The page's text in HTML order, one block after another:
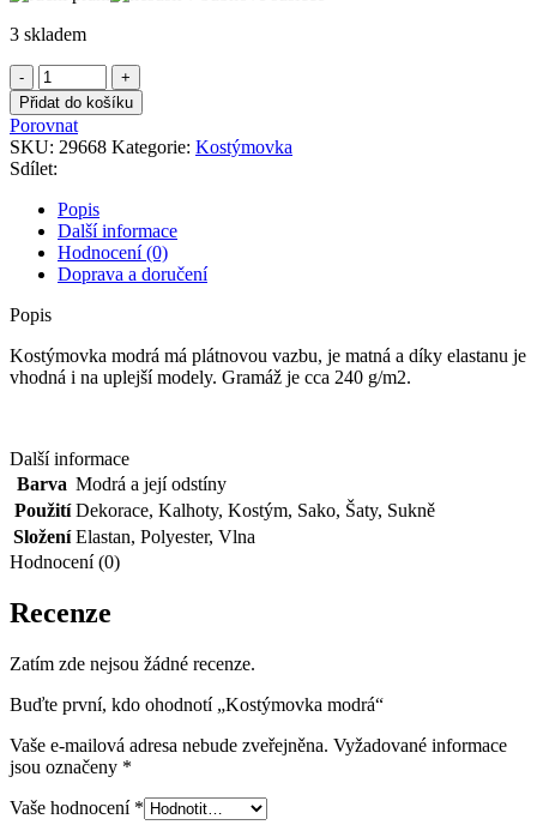
3 skladem
Kostýmovka
modrá
množství
Přidat do košíku
Porovnat
SKU: 29668 Kategorie: Kostýmovka
Sdílet:
Popis
Další informace
Hodnocení (0)
Doprava a doručení
Popis
Kostýmovka modrá má plátnovou vazbu, je matná a díky elastanu je
vhodná i na uplejší modely. Gramáž je cca 240 g/m2.
Další informace
Barva Modrá a její odstíny
Použití Dekorace, Kalhoty, Kostým, Sako, Šaty, Sukně
Složení Elastan, Polyester, Vlna
Hodnocení (0)
Recenze
Zatím zde nejsou žádné recenze.
Buďte první, kdo ohodnotí „Kostýmovka modrá“
Vaše e-mailová adresa nebude zveřejněna. Vyžadované informace
jsou označeny *
Vaše hodnocení *